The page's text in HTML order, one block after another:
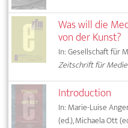
Was will die
von der Kunst?
In: Gesellschaft für
Zeitschrift für
Introduction
In: Marie-Luise
(ed.), Michaela Ott